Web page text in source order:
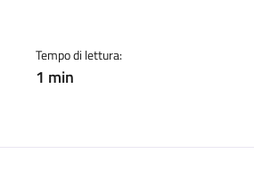
Tempo di lettura:
1 min